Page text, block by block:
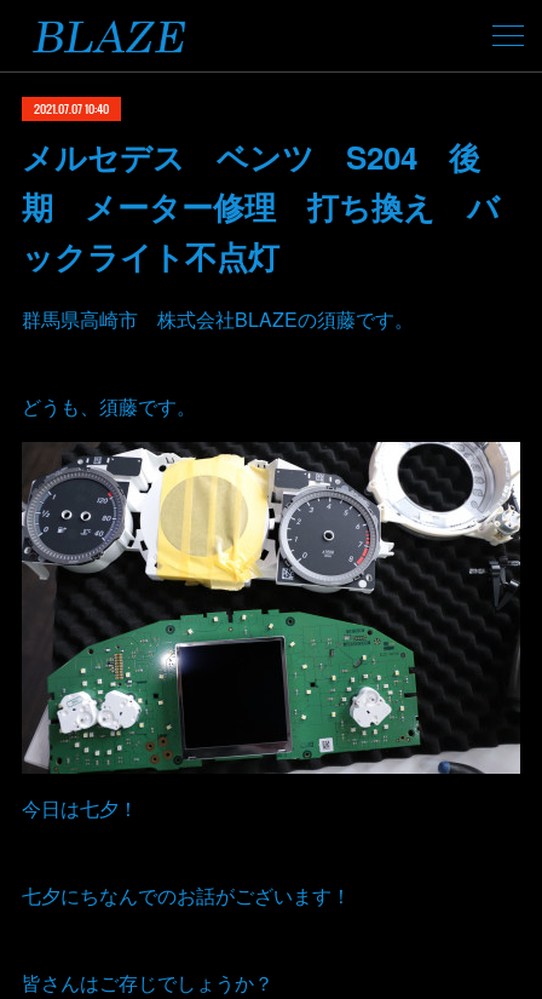
2021.07.07 10:40
メルセデス ベンツ S204 後
期 メーター修理 打ち換え バ
ックライト不点灯
群馬県高崎市 株式会社BLAZEの須藤です。
どうも、須藤です。
今日は七夕！
七夕にちなんでのお話がございます！
皆さんはご存じでしょうか？